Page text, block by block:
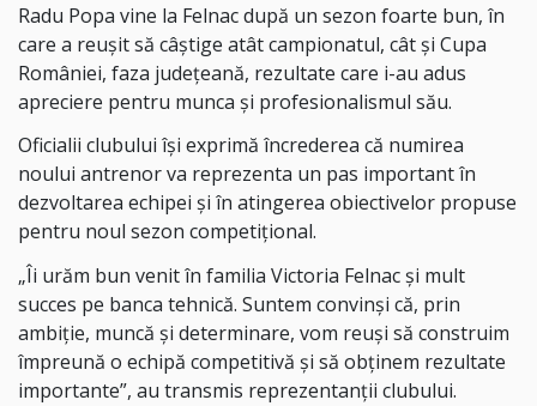
Radu Popa vine la Felnac după un sezon foarte bun, în
care a reușit să câștige atât campionatul, cât și Cupa
României, faza județeană, rezultate care i-au adus
apreciere pentru munca și profesionalismul său.
Oficialii clubului își exprimă încrederea că numirea
noului antrenor va reprezenta un pas important în
dezvoltarea echipei și în atingerea obiectivelor propuse
pentru noul sezon competițional.
„Îi urăm bun venit în familia Victoria Felnac și mult
succes pe banca tehnică. Suntem convinși că, prin
ambiție, muncă și determinare, vom reuși să construim
împreună o echipă competitivă și să obținem rezultate
importante”, au transmis reprezentanții clubului.